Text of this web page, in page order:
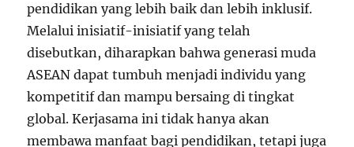
pendidikan yang lebih baik dan lebih inklusif.
Melalui inisiatif-inisiatif yang telah
disebutkan, diharapkan bahwa generasi muda
ASEAN dapat tumbuh menjadi individu yang
kompetitif dan mampu bersaing di tingkat
global. Kerjasama ini tidak hanya akan
membawa manfaat bagi pendidikan, tetapi juga